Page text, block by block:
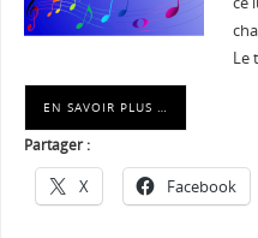
Le
EN SAVOIR PLUS …
Partager :
X Facebook